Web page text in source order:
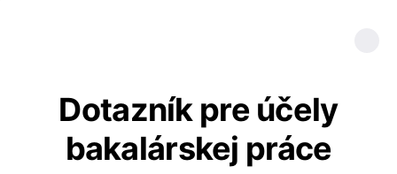
Dotazník pre účely
bakalárskej práce